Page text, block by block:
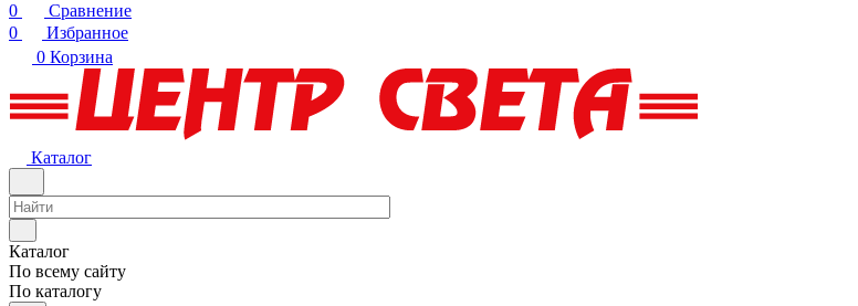
0
Сравнение
0
Избранное
0 Корзина
Каталог
Каталог
По всему сайту
По каталогу